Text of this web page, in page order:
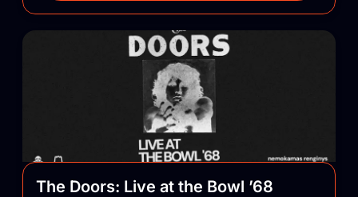
The Doors: Live at the Bowl ’68